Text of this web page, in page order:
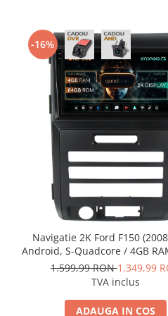
-16%
Navigatie 2K Ford F150
Android, S-Quadcore / 4GB
ROM, 9.5 Inch - AD-
BGRKIT139
1.599,99 RON1.349,99
TVA inclus
ADAUGA IN COS